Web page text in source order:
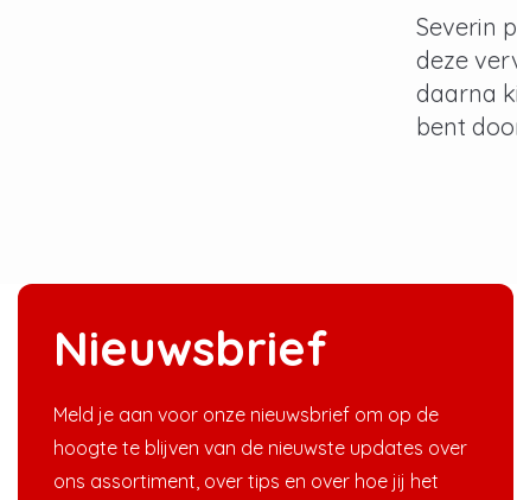
Severin
deze
daarna
bent
Nieuwsbrief
Meld je aan voor onze nieuwsbrief om op de
hoogte te blijven van de nieuwste updates over
ons assortiment, over tips en over hoe jij het